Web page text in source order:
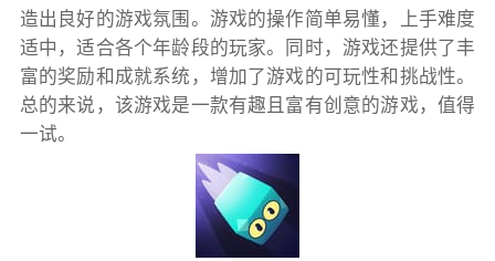
造出良好的游戏氛围。游戏的操作简单易懂，上手难度
适中，适合各个年龄段的玩家。同时，游戏还提供了丰
富的奖励和成就系统，增加了游戏的可玩性和挑战性。
总的来说，该游戏是一款有趣且富有创意的游戏，值得
一试。